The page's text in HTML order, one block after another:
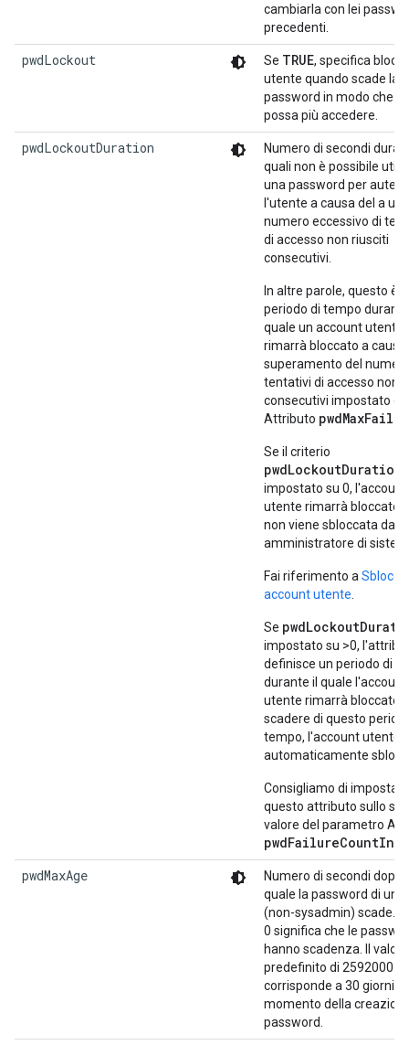
cambiarla con lei
precedenti.
pwdLockout Se TRUE, specifica
utente quando scade la
password in modo che
possa più accedere.
pwdLockoutDuration
Numero di secondi
quali non è possibile
una password per
l'utente a causa del a un
numero eccessivo di
di accesso non riusciti
consecutivi.
In altre parole, questo è il
periodo di tempo
quale un account utente
rimarrà bloccato a causa
superamento del
tentativi di accesso non
consecutivi impostato
Attributo
Se il criterio
pwdLockoutDuration
impostato su 0, l'account
utente rimarrà bloccato
non viene sbloccata da
amministratore di
Fai riferimento a
account utente
Se
impostato su >0,
definisce un periodo di
durante il quale l'account
utente rimarrà bloccato.
scadere di questo
tempo, l'account utente
automaticamente
Consigliamo di impostare
questo attributo sullo
valore del parametro
pwdMaxAge
Numero di secondi dopo
quale la password di un
(non-sysadmin) scade. Il
0 significa che le
hanno scadenza. Il valore
predefinito di 2592000
corrisponde a 30 giorni
momento della
password.